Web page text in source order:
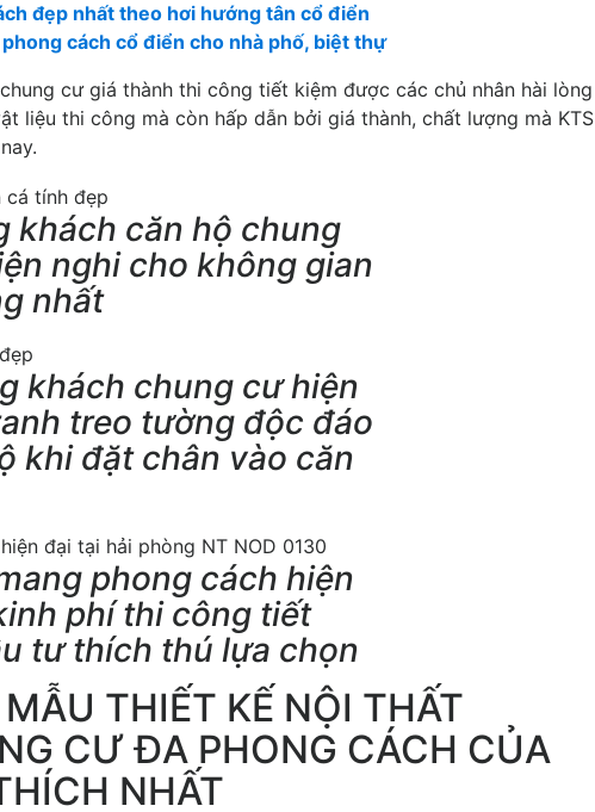
đẹp nhất theo hơi hướng tân cổ điển
cách cổ điển cho nhà phố, biệt thự
cư giá thành thi công tiết kiệm được các chủ nhân hài lòng
liệu thi công mà còn hấp dẫn bởi giá thành, chất lượng mà KTS
khách căn hộ chung
nghi cho không gian
nhất
khách chung cư hiện
treo tường độc đáo
khi đặt chân vào căn
phong cách hiện
phí thi công tiết
tư thích thú lựa chọn
THIẾT KẾ NỘI THẤT
CƯ ĐA PHONG CÁCH CỦA
NHẤT